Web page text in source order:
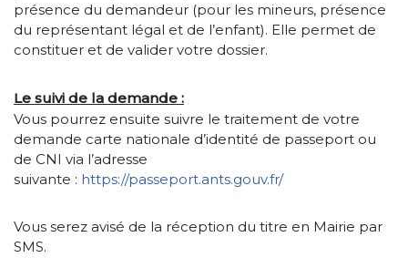
présence du demandeur (pour les mineurs, présence
du représentant légal et de l’enfant). Elle permet de
constituer et de valider votre dossier.
Le suivi de la demande :
Vous pourrez ensuite suivre le traitement de votre
demande carte nationale d’identité de passeport ou
de CNI via l’adresse
suivante : https://passeport.ants.gouv.fr/
Vous serez avisé de la réception du titre en Mairie par
SMS.